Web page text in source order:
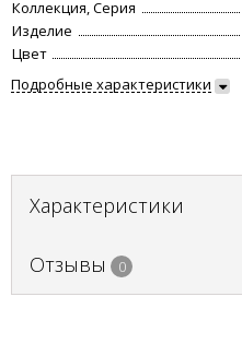
Коллекция, Серия
Изделие
Цвет
Подробные характеристики
Характеристики
Отзывы 0